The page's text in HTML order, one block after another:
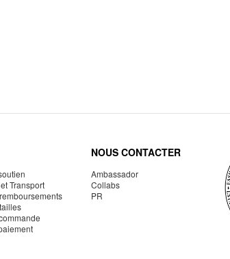
Transport
NOUS CONTACTER
Ambassador
Collabs
PR